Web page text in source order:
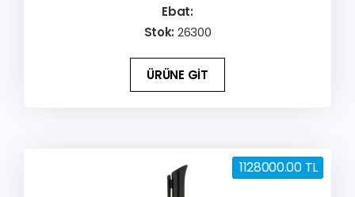
Ebat:
Stok: 26300
ÜRÜNE GİT
1128000.00 TL